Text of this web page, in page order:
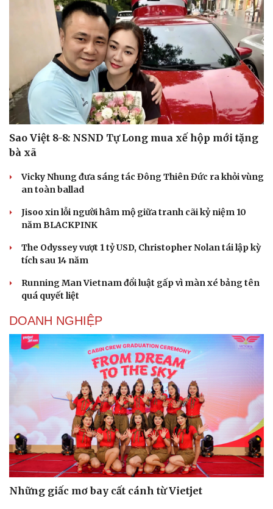
Cải chính
Sao Việt 8-8: NSND Tự Long mua xế hộp mới tặng
bà xã
Vicky Nhung đưa sáng tác Đông Thiên Đức ra khỏi vùng
an toàn ballad
Jisoo xin lỗi người hâm mộ giữa tranh cãi kỷ niệm 10
năm BLACKPINK
The Odyssey vượt 1 tỷ USD, Christopher Nolan tái lập kỳ
tích sau 14 năm
Running Man Vietnam đổi luật gấp vì màn xé bảng tên
quá quyết liệt
DOANH NGHIỆP
Những giấc mơ bay cất cánh từ Vietjet